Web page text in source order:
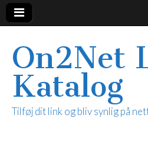
On2Net
Katalog
Tilføj dit link og bliv synlig på